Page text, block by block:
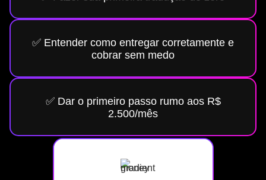
✅ Entender como entregar corretamente e
cobrar sem medo
✅ Dar o primeiro passo rumo aos R$
2.500/mês